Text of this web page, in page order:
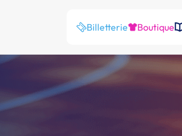
Billetterie Boutique